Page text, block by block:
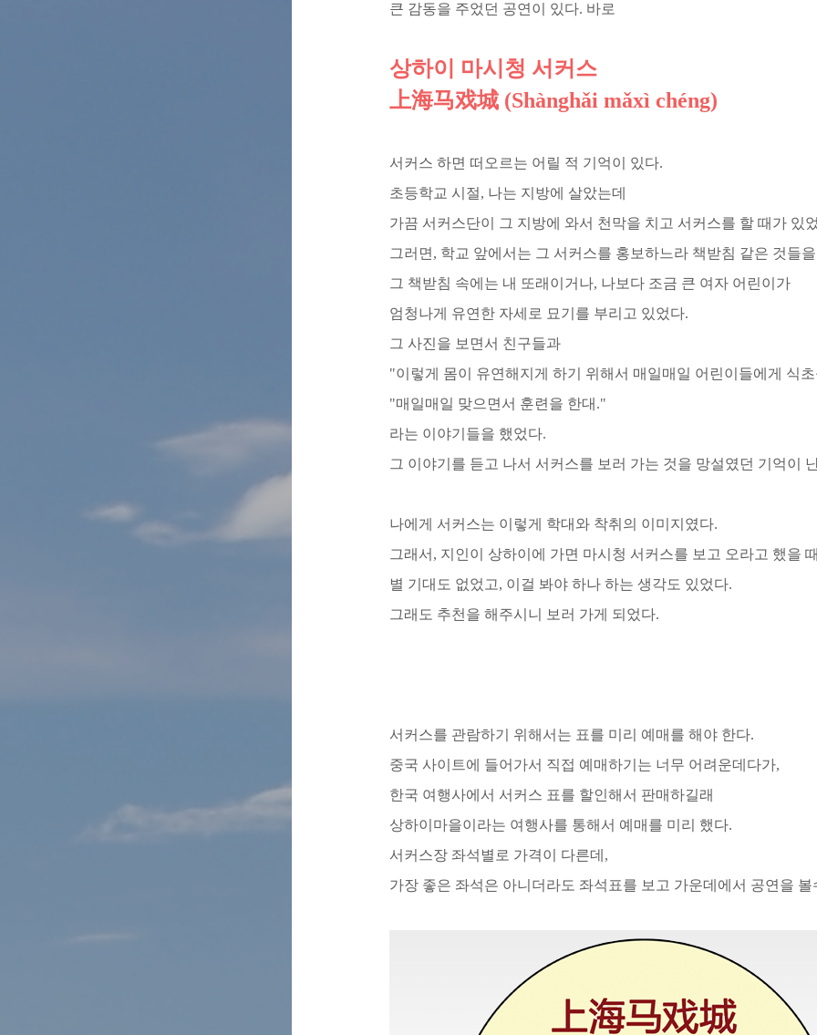
큰 감동을 주었던 공연이 있다. 바로
상하이 마시청 서커스
上海马戏城 (Shànghǎi mǎxì chéng)
서커스 하면 떠오르는 어릴 적 기억이 있다.
초등학교 시절, 나는 지방에 살았는데
가끔 서커스단이 그 지방에 와서 천막을 치고 서커스를 할 때가 있
그러면, 학교 앞에서는 그 서커스를 홍보하느라 책받침 같은 것들
그 책받침 속에는 내 또래이거나, 나보다 조금 큰 여자 어린이가
엄청나게 유연한 자세로 묘기를 부리고 있었다.
그 사진을 보면서 친구들과
"이렇게 몸이 유연해지게 하기 위해서 매일매일 어린이들에게 식
"매일매일 맞으면서 훈련을 한대."
라는 이야기들을 했었다.
그 이야기를 듣고 나서 서커스를 보러 가는 것을 망설였던 기억이
나에게 서커스는 이렇게 학대와 착취의 이미지였다.
그래서, 지인이 상하이에 가면 마시청 서커스를 보고 오라고 했을
별 기대도 없었고, 이걸 봐야 하나 하는 생각도 있었다.
그래도 추천을 해주시니 보러 가게 되었다.
서커스를 관람하기 위해서는 표를 미리 예매를 해야 한다.
중국 사이트에 들어가서 직접 예매하기는 너무 어려운데다가,
한국 여행사에서 서커스 표를 할인해서 판매하길래
상하이마을이라는 여행사를 통해서 예매를 미리 했다.
서커스장 좌석별로 가격이 다른데,
가장 좋은 좌석은 아니더라도 좌석표를 보고 가운데에서 공연을